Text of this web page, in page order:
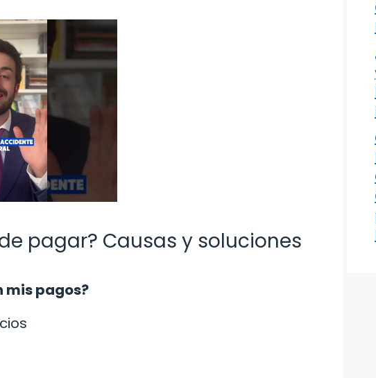
pagar? Causas y soluciones
mis pagos?